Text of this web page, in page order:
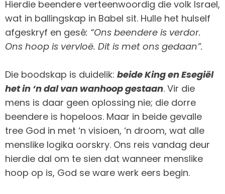
Hierdie beendere verteenwoordig die volk Israel,
wat in ballingskap in Babel sit. Hulle het hulself
afgeskryf en gesê: “Ons beendere is verdor.
Ons hoop is vervloë. Dit is met ons gedaan”.
Die boodskap is duidelik: beide King en Esegiël
het in ‘n dal van wanhoop gestaan. Vir die
mens is daar geen oplossing nie; die dorre
beendere is hopeloos. Maar in beide gevalle
tree God in met ‘n visioen, ‘n droom, wat alle
menslike logika oorskry. Ons reis vandag deur
hierdie dal om te sien dat wanneer menslike
hoop op is, God se ware werk eers begin.